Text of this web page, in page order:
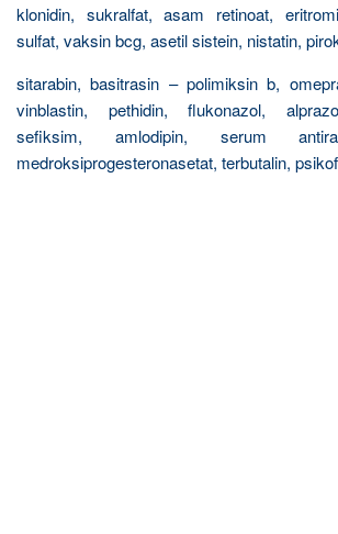
klonidin, sukralfat, asam retinoat,
sulfat, vaksin bcg, asetil sistein, nistatin,
sitarabin, basitrasin – polimiksin b,
vinblastin, pethidin, flukonazol,
sefiksim, amlodipin, serum
medroksiprogesteronasetat, terbutalin,